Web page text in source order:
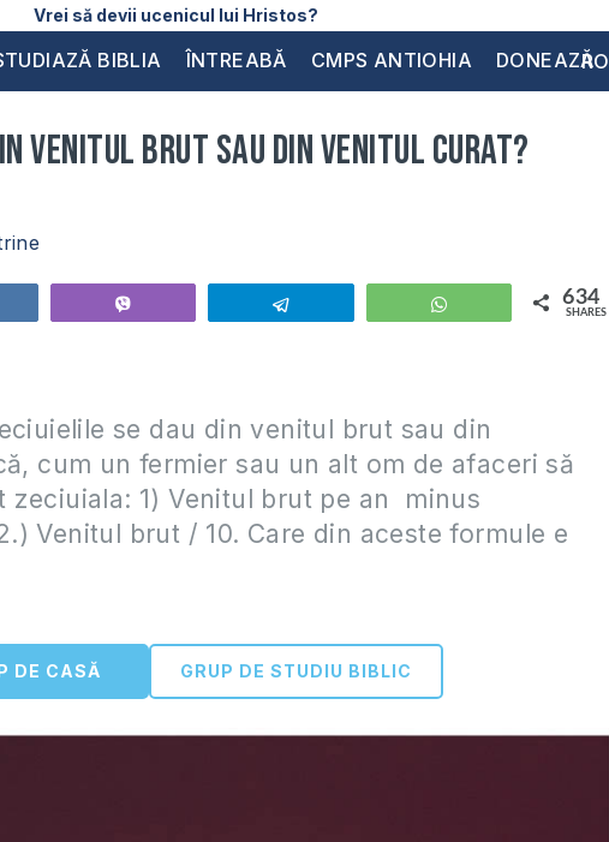
Vrei să devii ucenicul lui Hristos?
BIBLIA ÎNTREABĂ CMPS ANTIOHIA DONEAZĂRO
venitul brut sau din venitul curat?
WhatsApp 634
SHARES
se dau din venitul brut sau din
cum un fermier sau un alt om de afaceri să
zeciuiala: 1) Venitul brut pe an minus
Venitul brut / 10. Care din aceste formule e
DE CASĂ GRUP DE STUDIU BIBLIC